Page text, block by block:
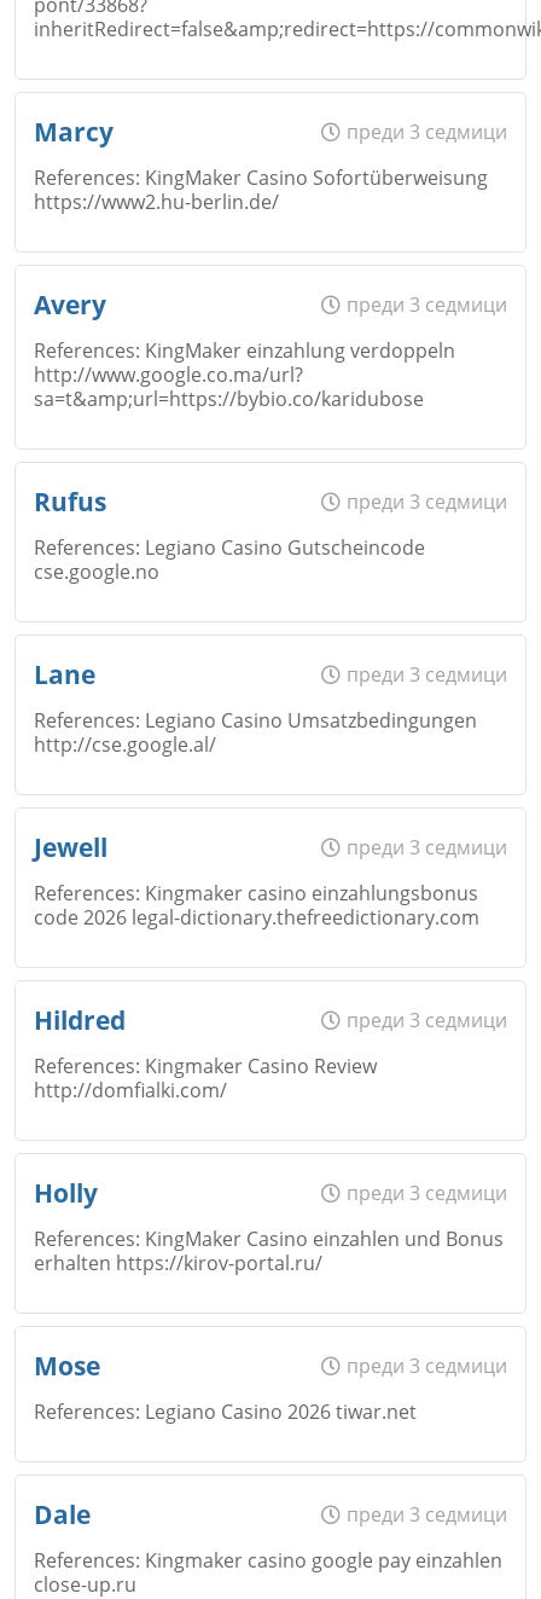
Откажи
Откажи
inheritRedirect=false&amp;redirect=https://
Email
Коментар*
Marcy
преди 3 седмици
References: KingMaker Casino Sofortüberweisung
https://www2.hu-berlin.de/
Коментар*
Avery
преди 3 седмици
References: KingMaker einzahlung verdoppeln
http://www.google.co.ma/url?
sa=t&amp;url=https://bybio.co/karidubose
Email
Коментар*
Откажи
Rufus
преди 3 седмици
References: Legiano Casino Gutscheincode
cse.google.no
Email
Коментар*
Откажи
Lane
преди 3 седмици
References: Legiano Casino Umsatzbedingungen
http://cse.google.al/
Email
Коментар*
Откажи
Jewell
преди 3 седмици
References: Kingmaker casino einzahlungsbonus
code 2026 legal-dictionary.thefreedictionary.com
Email
Коментар*
Откажи
Hildred
преди 3 седмици
References: Kingmaker Casino Review
http://domfialki.com/
Email
Holly
преди 3 седмици
References: KingMaker Casino einzahlen und Bonus
erhalten https://kirov-portal.ru/
Email
Mose
преди 3 седмици
References: Legiano Casino 2026 tiwar.net
Dale
преди 3 седмици
References: Kingmaker casino google pay einzahlen
close-up.ru